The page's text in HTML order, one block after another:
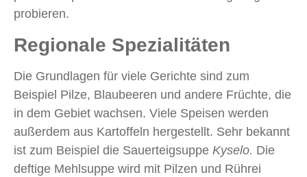
probieren.
Regionale Spezialitäten
Die Grundlagen für viele Gerichte sind zum
Beispiel Pilze, Blaubeeren und andere Früchte, die
in dem Gebiet wachsen. Viele Speisen werden
außerdem aus Kartoffeln hergestellt. Sehr bekannt
ist zum Beispiel die Sauerteigsuppe Kyselo. Die
deftige Mehlsuppe wird mit Pilzen und Rührei